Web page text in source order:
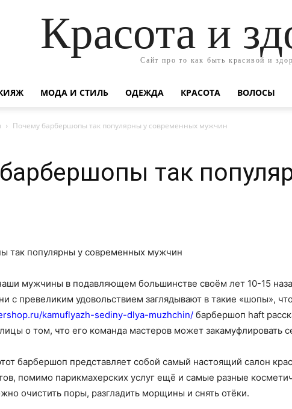
Красота и
Сайт про то как быть красивой и
МОДА И СТИЛЬ ОДЕЖДА КРАСОТА ВОЛОСЫ
Почему барбершопы так популярны у современных мужчин
так
мужчины в подавляющем большинстве своём лет 10-15
с превеликим удовольствием заглядывают в такие «шопы»,
kamuflyazh-sediny-dlya-muzhchin/ барбершоп haft
о том, что его команда мастеров может закамуфлировать
барбершоп представляет собой самый настоящий салон
помимо парикмахерских услуг ещё и самые разные
очистить поры, разгладить морщины и снять отёки.